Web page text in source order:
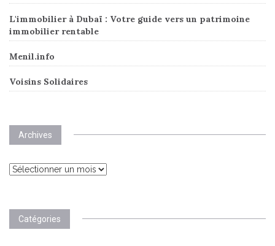
L'immobilier à Dubaï : Votre guide vers un patrimoine
immobilier rentable
Menil.info
Voisins Solidaires
Archives
Archives
Catégories